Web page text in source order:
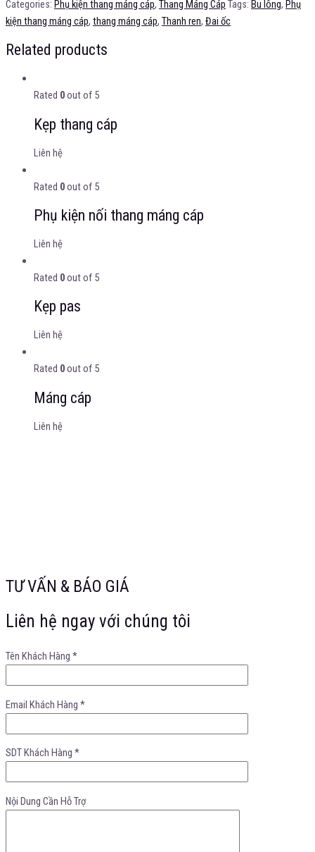
Categories: Phụ kiện thang máng cáp, Thang Máng Cáp Tags: Bu lông, Phụ
kiện thang máng cáp, thang máng cáp, Thanh ren, Đai ốc
Related products
Rated 0out of 5
Kẹp thang cáp
Liên hệ
Rated 0out of 5
Phụ kiện nối thang máng cáp
Liên hệ
Rated 0out of 5
Kẹp pas
Liên hệ
Rated 0out of 5
Máng cáp
Liên hệ
TƯ VẤN & BÁO GIÁ
Liên hệ ngay với chúng tôi
Tên Khách Hàng *
Email Khách Hàng *
SDT Khách Hàng *
Nội Dung Cần Hỗ Trợ